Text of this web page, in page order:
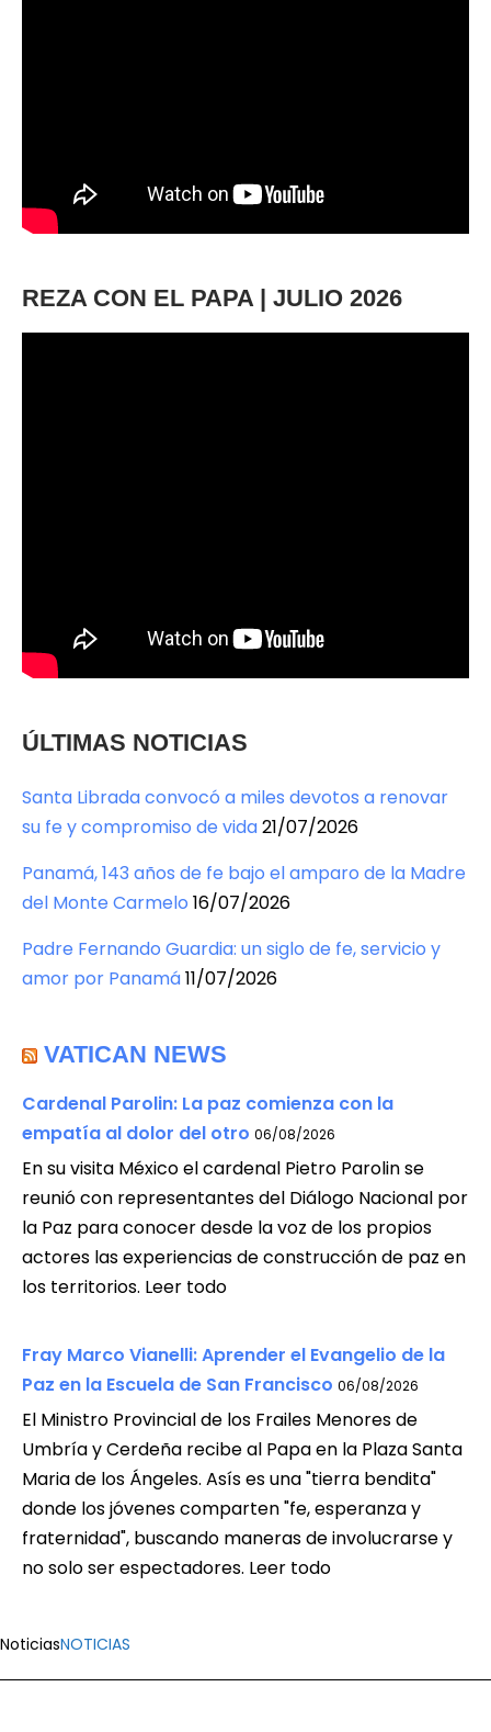
REZA CON EL PAPA | JULIO 2026
ÚLTIMAS NOTICIAS
Santa Librada convocó a miles devotos a renovar
su fe y compromiso de vida21/07/2026
Panamá, 143 años de fe bajo el amparo de la Madre
del Monte Carmelo 16/07/2026
Padre Fernando Guardia: un siglo de fe, servicio y
amor por Panamá11/07/2026
VATICAN NEWS
Cardenal Parolin: La paz comienza con la
empatía al dolor del otro 06/08/2026
En su visita México el cardenal Pietro Parolin se
reunió con representantes del Diálogo Nacional por
la Paz para conocer desde la voz de los propios
actores las experiencias de construcción de paz en
los territorios. Leer todo
Fray Marco Vianelli: Aprender el Evangelio de la
Paz en la Escuela de San Francisco 06/08/2026
El Ministro Provincial de los Frailes Menores de
Umbría y Cerdeña recibe al Papa en la Plaza Santa
Maria de los Ángeles. Asís es una "tierra bendita"
donde los jóvenes comparten "fe, esperanza y
fraternidad", buscando maneras de involucrarse y
no solo ser espectadores. Leer todo
NoticiasNOTICIAS